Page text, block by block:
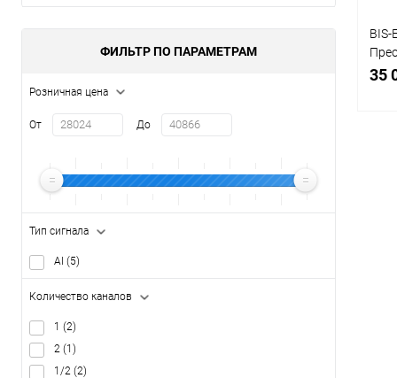
ФИЛЬТР ПО ПАРАМЕТРАМ
Розничная цена
От До
Тип сигнала
AI (5)
Количество каналов
1 (2)
2 (1)
1/2 (2)
BIS-
35